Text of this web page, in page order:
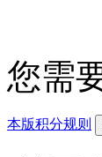
您需
本版积分规则